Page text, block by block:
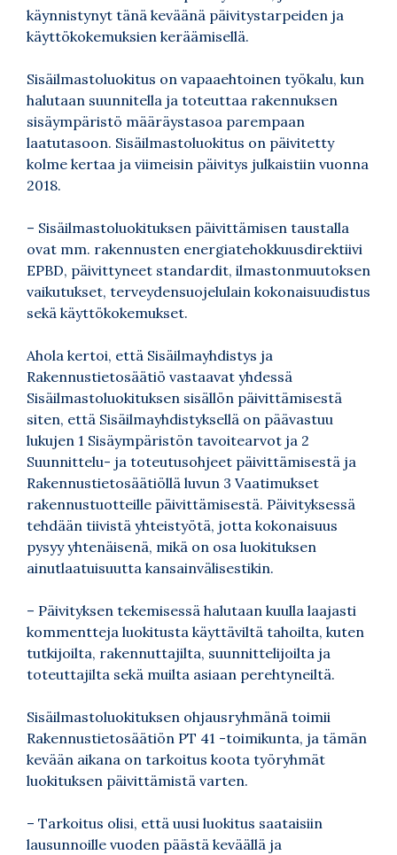
käynnistynyt tänä keväänä päivitystarpeiden ja
käyttökokemuksien keräämisellä.
Sisäilmastoluokitus on vapaaehtoinen työkalu, kun
halutaan suunnitella ja toteuttaa rakennuksen
sisäympäristö määräystasoa parempaan
laatutasoon. Sisäilmastoluokitus on päivitetty
kolme kertaa ja viimeisin päivitys julkaistiin vuonna
2018.
– Sisäilmastoluokituksen päivittämisen taustalla
ovat mm. rakennusten energiatehokkuusdirektiivi
EPBD, päivittyneet standardit, ilmastonmuutoksen
vaikutukset, terveydensuojelulain kokonaisuudistus
sekä käyttökokemukset.
Ahola kertoi, että Sisäilmayhdistys ja
Rakennustietosäätiö vastaavat yhdessä
Sisäilmastoluokituksen sisällön päivittämisestä
siten, että Sisäilmayhdistyksellä on päävastuu
lukujen 1 Sisäympäristön tavoitearvot ja 2
Suunnittelu- ja toteutusohjeet päivittämisestä ja
Rakennustietosäätiöllä luvun 3 Vaatimukset
rakennustuotteille päivittämisestä. Päivityksessä
tehdään tiivistä yhteistyötä, jotta kokonaisuus
pysyy yhtenäisenä, mikä on osa luokituksen
ainutlaatuisuutta kansainvälisestikin.
– Päivityksen tekemisessä halutaan kuulla laajasti
kommentteja luokitusta käyttäviltä tahoilta, kuten
tutkijoilta, rakennuttajilta, suunnittelijoilta ja
toteuttajilta sekä muilta asiaan perehtyneiltä.
Sisäilmastoluokituksen ohjausryhmänä toimii
Rakennustietosäätiön PT 41 -toimikunta, ja tämän
kevään aikana on tarkoitus koota työryhmät
luokituksen päivittämistä varten.
– Tarkoitus olisi, että uusi luokitus saataisiin
lausunnoille vuoden päästä keväällä ja